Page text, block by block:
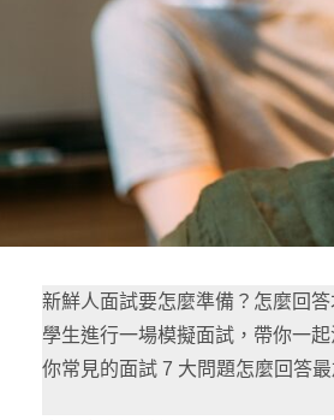
新鮮人面試要怎麼準備？怎麼回
學生進行一場模擬面試，帶你一
你常見的面試 7 大問題怎麼回答最